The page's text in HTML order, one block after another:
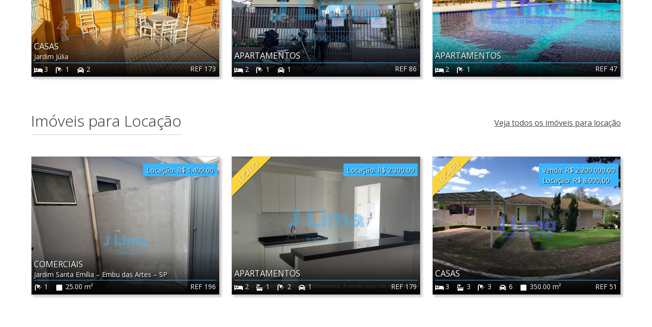
REF 173
CASAS
Jardim Júlia
3
1 2 REF 86
APARTAMENTOS
2 1 1 REF 47
APARTAMENTOS
2 1
Imóveis para Locação Veja todos os imóveis para locação
REF 196
COMERCIAIS
Jardim Santa Emília – Embu das Artes–SP
1
25.00 m²
Locação: R$ 1.400,00 LOCADO
REF 179
APARTAMENTOS
2 1 2 1
Locação: R$ 2.300,00 LOCADO
REF 51
CASAS
3 3 3 6 350.00 m²
Venda: R$ 2.200.000,00
Locação: R$ 8.000,00